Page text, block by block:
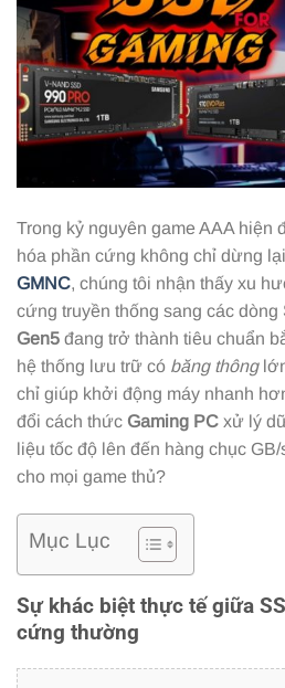
Trong kỷ nguyên game AAA hiện
hóa phần cứng không chỉ dừng
GMNC, chúng tôi nhận thấy xu
cứng truyền thống sang các dòng
Gen5 đang trở thành tiêu chuẩn
hệ thống lưu trữ có băng thông
chỉ giúp khởi động máy nhanh
đổi cách thức Gaming PC xử lý
liệu tốc độ lên đến hàng chục
cho mọi game thủ?
Mục Lục
Sự khác biệt thực tế giữa
cứng thường